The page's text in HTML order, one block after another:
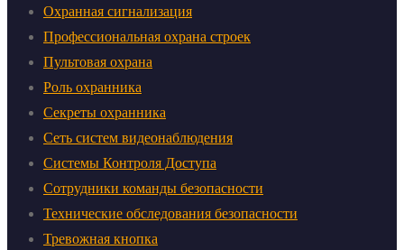
Охранная сигнализация
Профессиональная охрана строек
Пультовая охрана
Роль охранника
Секреты охранника
Сеть систем видеонаблюдения
Системы Контроля Доступа
Сотрудники команды безопасности
Технические обследования безопасности
Тревожная кнопка